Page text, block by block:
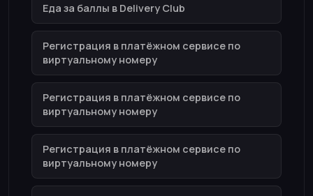
Еда за баллы в Delivery Club
Регистрация в платёжном сервисе по
виртуальному номеру
Регистрация в платёжном сервисе по
виртуальному номеру
Регистрация в платёжном сервисе по
виртуальному номеру